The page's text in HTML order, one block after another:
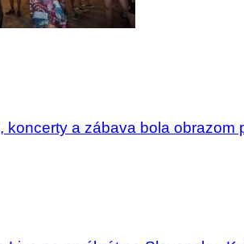
koncerty a zábava bola obrazom